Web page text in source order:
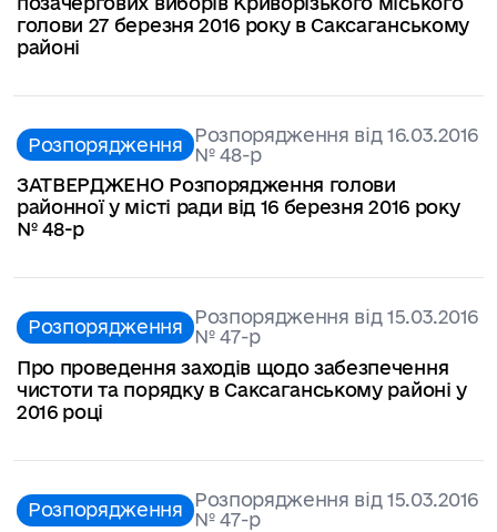
голови 27 березня 2016 року в Саксаганському
районі
Розпорядження Розпорядження від 16.03.2016
№ 48-р
ЗАТВЕРДЖЕНО Розпорядження голови
районної у місті ради від 16 березня 2016 року
№ 48-р
Розпорядження Розпорядження від 15.03.2016
№ 47-р
Про проведення заходів щодо забезпечення
чистоти та порядку в Саксаганському районі у
2016 році
Розпорядження Розпорядження від 15.03.2016
№ 47-р